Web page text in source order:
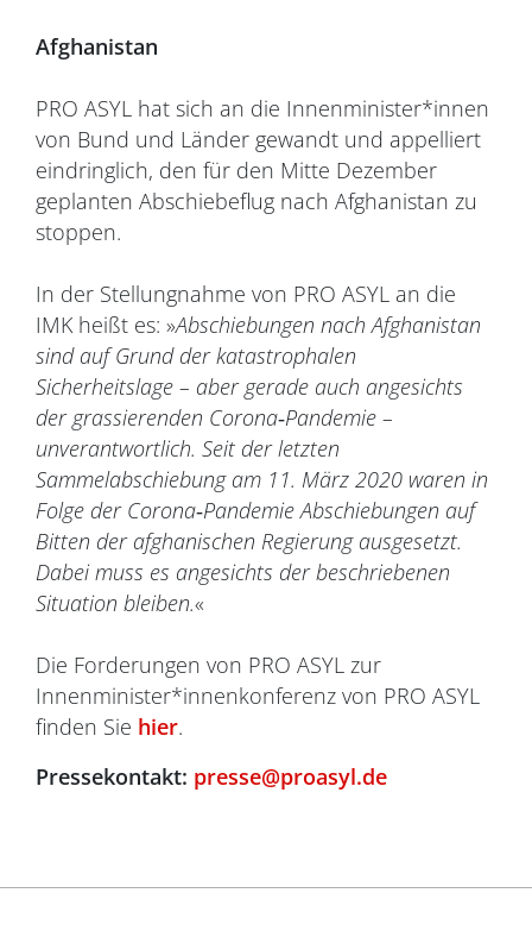
Afghanistan
PRO ASYL hat sich an die Innenminister*innen
von Bund und Länder gewandt und appelliert
eindringlich, den für den Mitte Dezember
geplanten Abschiebeflug nach Afghanistan zu
stoppen.
In der Stellungnahme von PRO ASYL an die
IMK heißt es: »Abschiebungen nach Afghanistan
sind auf Grund der katastrophalen
Sicherheitslage – aber gerade auch angesichts
der grassierenden Corona‐Pandemie –
unverantwortlich. Seit der letzten
Sammelabschiebung am 11. März 2020 waren in
Folge der Corona‐Pandemie Abschiebungen auf
Bitten der afghanischen Regierung ausgesetzt.
Dabei muss es angesichts der beschriebenen
Situation bleiben.«
Die Forderungen von PRO ASYL zur
Innenminister*innenkonferenz von PRO ASYL
finden Sie hier.
Pressekontakt: presse@proasyl.de